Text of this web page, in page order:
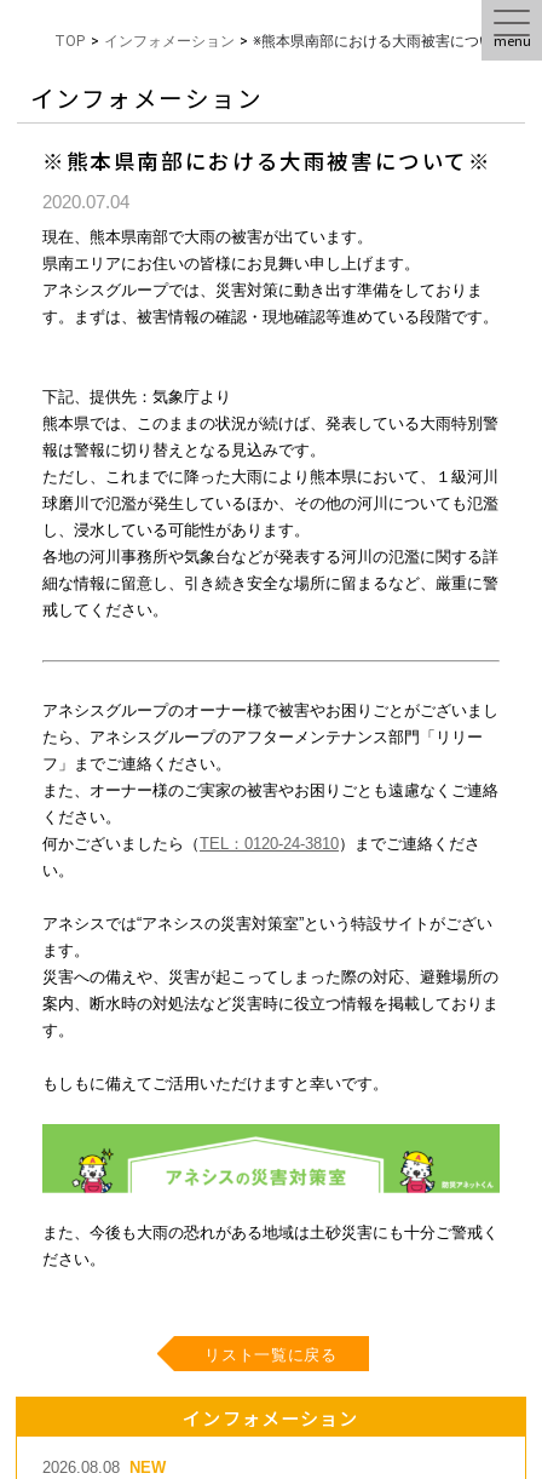
menu
TOP > インフォメーション > ※熊本県南部における大雨被害について※
インフォメーション
※熊本県南部における大雨被害について※
2020.07.04
現在、 熊本県南部で大雨の被害が出ています。
県南エリアにお住いの皆様にお見舞い申し上げます。
アネシスグループでは、災害対策に動き出す準備をしておりま
す。まずは、被害情報の確認・現地確認等進めている段階です。
下記、提供先：気象庁より
熊本県では、このままの状況が続けば、発表している大雨特別警
報は警報に切り替えとなる見込みです。
ただし、これまでに降った大雨により熊本県において、
１級河川
球磨川で氾濫が発生しているほか、その他の河川についても氾濫
し、 浸水している可能性があります。
各地の河川事務所や気象台などが発表する河川の氾濫に関する詳
細な情報に留意し、 引き続き安全な場所に留まるなど、厳重に警
戒してください。
アネシスグループのオーナー様で被害やお困りごとがございまし
た ら、 アネシスグループのアフターメンテナンス部門「リリー
フ」までご連絡ください。
また、オーナー様のご実家の被害やお困りごとも遠慮なくご連絡
く ださい。
何かございましたら（TEL：0120-24-3810）までご連絡くださ
い。
アネシスでは“アネシスの災害対策室”という特設サイトがござい
ます。
災害への備えや、災害が起こってしまった際の対応、避難場所の
案内、断水時の対処法など災害時に役立つ情報を掲載しておりま
す。
もしもに備えてご活用いただけますと幸いです。
また、今後も大雨の恐れがある地域は土砂災害にも十分ご警戒く
ださい。
リスト一覧に戻る
インフォメーション
2026.08.08